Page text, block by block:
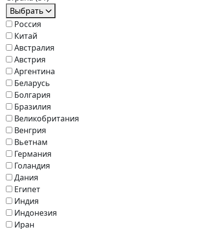
Выбрать
Россия
Китай
Австралия
Австрия
Аргентина
Беларусь
Болгария
Бразилия
Великобритания
Венгрия
Вьетнам
Германия
Голандия
Дания
Египет
Индия
Индонезия
Иран